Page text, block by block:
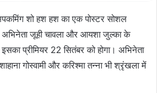
शो हश हश का एक पोस्टर सोशल
अभिनेता जूही चावला और आयशा जुल्का के
प्रीमियर 22 सितंबर को होगा। अभिनेता
गोस्वामी और करिश्मा तन्ना भी श्रृंखला में